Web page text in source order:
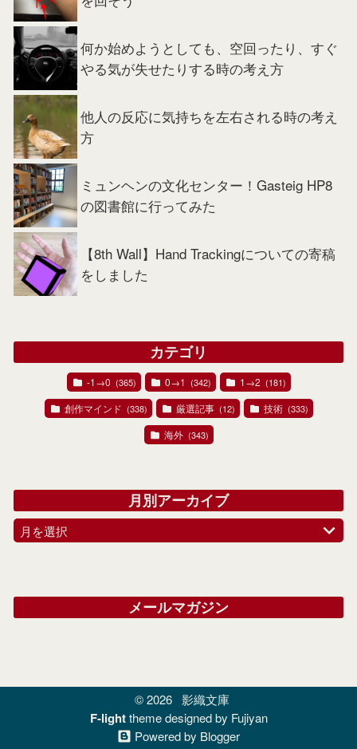
何か始めようとしても、空回ったり、すぐ
やる気が失せたりする時の考え方
他人の反応に気持ちを左右される時の考え
方
ミュンヘンの文化センター！Gasteig HP8
の図書館に行ってみた
【8th Wall】Hand Trackingについての寄稿
をしました
カテゴリ
-1→0 (365) 0→1 (342) 1→2 (181)
創作マインド (338) 厳選記事 (12) 技術 (333)
海外 (343)
月別アーカイブ
月を選択
メールマガジン
© 2026 影織文庫
F-light theme designed by Fujiyan
Powered by Blogger